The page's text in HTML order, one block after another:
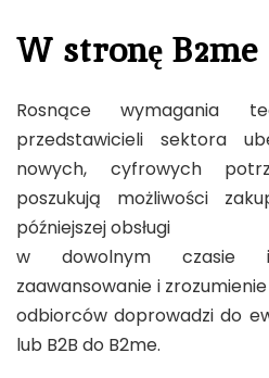
W stronę B2me
Rosnące wymagania
przedstawicieli sektora
nowych, cyfrowych
poszukują możliwości
późniejszej obsługi
w dowolnym czasie i
zaawansowanie i
odbiorców doprowadzi do
lub B2B do B2me.